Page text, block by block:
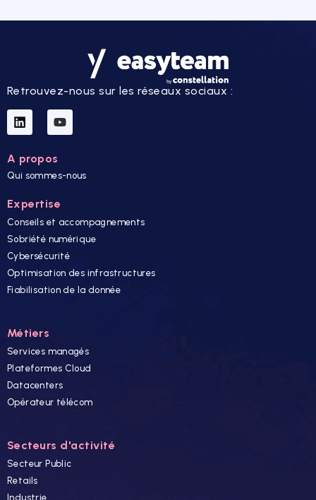
Retrouvez-nous sur les réseaux sociaux :
A propos
Qui sommes-nous
Expertise
Conseils et accompagnements
Sobriété numérique
Cybersécurité
Optimisation des infrastructures
Fiabilisation de la donnée
Métiers
Services managés
Plateformes Cloud
Datacenters
Opérateur télécom
Secteurs d'activité
Secteur Public
Retails
Industrie